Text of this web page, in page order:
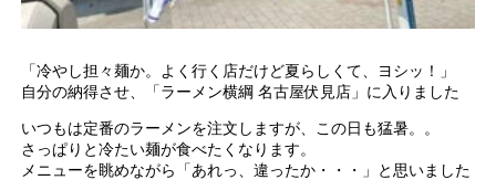
「冷やし担々麺か。よく行く店だけど夏らしくて、ヨシッ！」
自分の納得させ、「ラーメン横綱 名古屋伏見店」に入りました
いつもは定番のラーメンを注文しますが、この日も猛暑。。
さっぱりと冷たい麺が食べたくなります。
メニューを眺めながら「あれっ、違ったか・・・」と思いました